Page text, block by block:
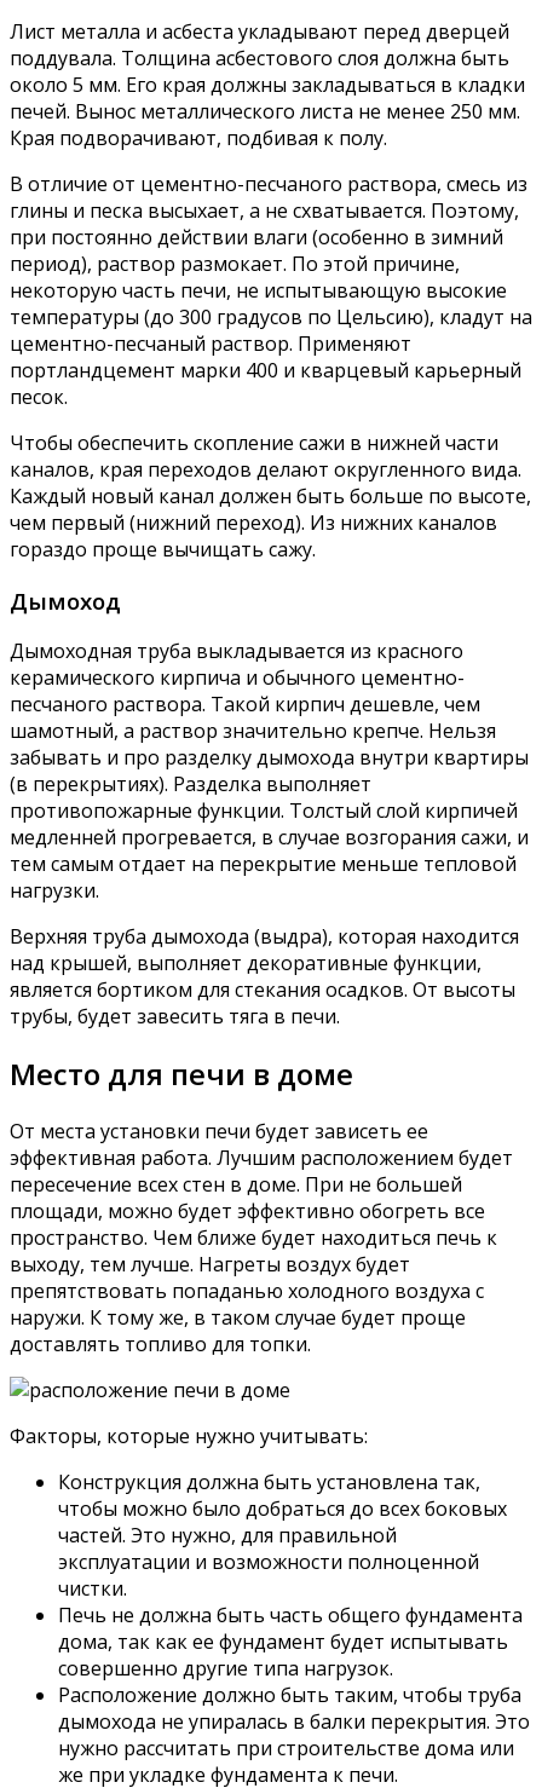
Лист металла и асбеста укладывают перед дверцей
поддувала. Толщина асбестового слоя должна быть
около 5 мм. Его края должны закладываться в кладки
печей. Вынос металлического листа не менее 250 мм.
Края подворачивают, подбивая к полу.
В отличие от цементно-песчаного раствора, смесь из
глины и песка высыхает, а не схватывается. Поэтому,
при постоянно действии влаги (особенно в зимний
период), раствор размокает. По этой причине,
некоторую часть печи, не испытывающую высокие
температуры (до 300 градусов по Цельсию), кладут на
цементно-песчаный раствор. Применяют
портландцемент марки 400 и кварцевый карьерный
песок.
Чтобы обеспечить скопление сажи в нижней части
каналов, края переходов делают округленного вида.
Каждый новый канал должен быть больше по высоте,
чем первый (нижний переход). Из нижних каналов
гораздо проще вычищать сажу.
Дымоход
Дымоходная труба выкладывается из красного
керамического кирпича и обычного цементно-
песчаного раствора. Такой кирпич дешевле, чем
шамотный, а раствор значительно крепче. Нельзя
забывать и про разделку дымохода внутри квартиры
(в перекрытиях). Разделка выполняет
противопожарные функции. Толстый слой кирпичей
медленней прогревается, в случае возгорания сажи, и
тем самым отдает на перекрытие меньше тепловой
нагрузки.
Верхняя труба дымохода (выдра), которая находится
над крышей, выполняет декоративные функции,
является бортиком для стекания осадков. От высоты
трубы, будет завесить тяга в печи.
Место для печи в доме
От места установки печи будет зависеть ее
эффективная работа. Лучшим расположением будет
пересечение всех стен в доме. При не большей
площади, можно будет эффективно обогреть все
пространство. Чем ближе будет находиться печь к
выходу, тем лучше. Нагреты воздух будет
препятствовать попаданью холодного воздуха с
наружи. К тому же, в таком случае будет проще
доставлять топливо для топки.
Факторы, которые нужно учитывать:
Конструкция должна быть установлена так,
чтобы можно было добраться до всех боковых
частей. Это нужно, для правильной
эксплуатации и возможности полноценной
чистки.
Печь не должна быть часть общего фундамента
дома, так как ее фундамент будет испытывать
совершенно другие типа нагрузок.
Расположение должно быть таким, чтобы труба
дымохода не упиралась в балки перекрытия. Это
нужно рассчитать при строительстве дома или
же при укладке фундамента к печи.